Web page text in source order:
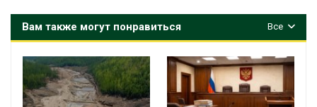
Все
Вам также могут понравиться